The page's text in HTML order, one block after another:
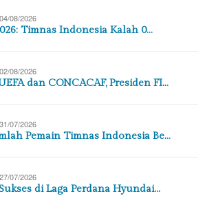
04/08/2026
Timnas Indonesia Kalah 0…
02/08/2026
dan CONCACAF, Presiden FI…
31/07/2026
Pemain Timnas Indonesia Be…
27/07/2026
di Laga Perdana Hyundai…